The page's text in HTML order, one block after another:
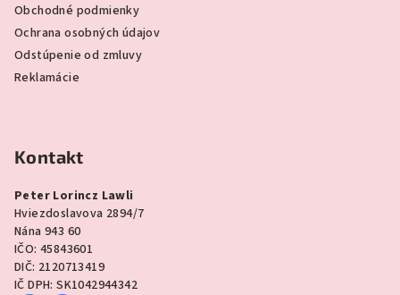
Obchodné podmienky
Ochrana osobných údajov
Odstúpenie od zmluvy
Reklamácie
Kontakt
Peter Lorincz Lawli
Hviezdoslavova 2894/7
Nána 943 60
IČO: 45843601
DIČ: 2120713419
IČ DPH: SK1042944342